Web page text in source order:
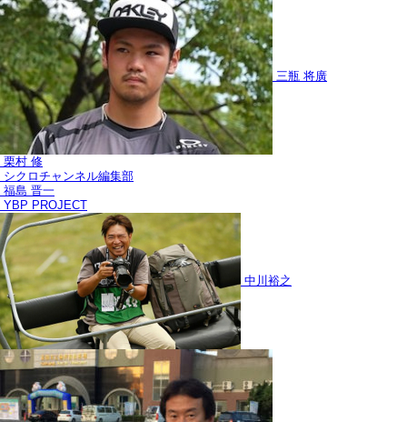
三瓶 将廣
栗村 修
シクロチャンネル編集部
福島 晋一
YBP PROJECT
中川裕之